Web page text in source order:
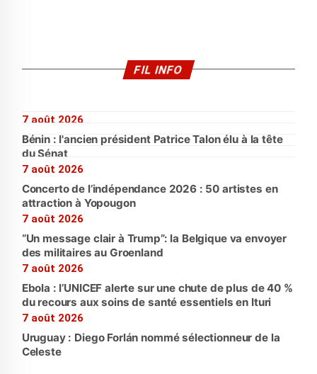
FIL INFO
7 août 2026
Bénin : l'ancien président Patrice Talon élu à la tête
du Sénat
7 août 2026
Concerto de l’indépendance 2026 : 50 artistes en
attraction à Yopougon
7 août 2026
“Un message clair à Trump”: la Belgique va envoyer
des militaires au Groenland
7 août 2026
Ebola : l’UNICEF alerte sur une chute de plus de 40 %
du recours aux soins de santé essentiels en Ituri
7 août 2026
Uruguay : Diego Forlán nommé sélectionneur de la
Celeste